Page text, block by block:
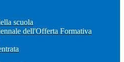
scuola
dell'Offerta Formativa